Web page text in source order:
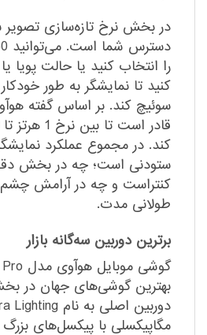
در بخش نرخ تازه‌سازی تصویر
سوئیچ کند. بر اساس گفته
کند. در مجموع عملکرد
ستودنی است؛ چه در بخش
کنتراست و چه در آرامش چشم
طولانی مدت.
برترین دوربین سه‌گانه بازار
بهترین گوشی‌های جهان در